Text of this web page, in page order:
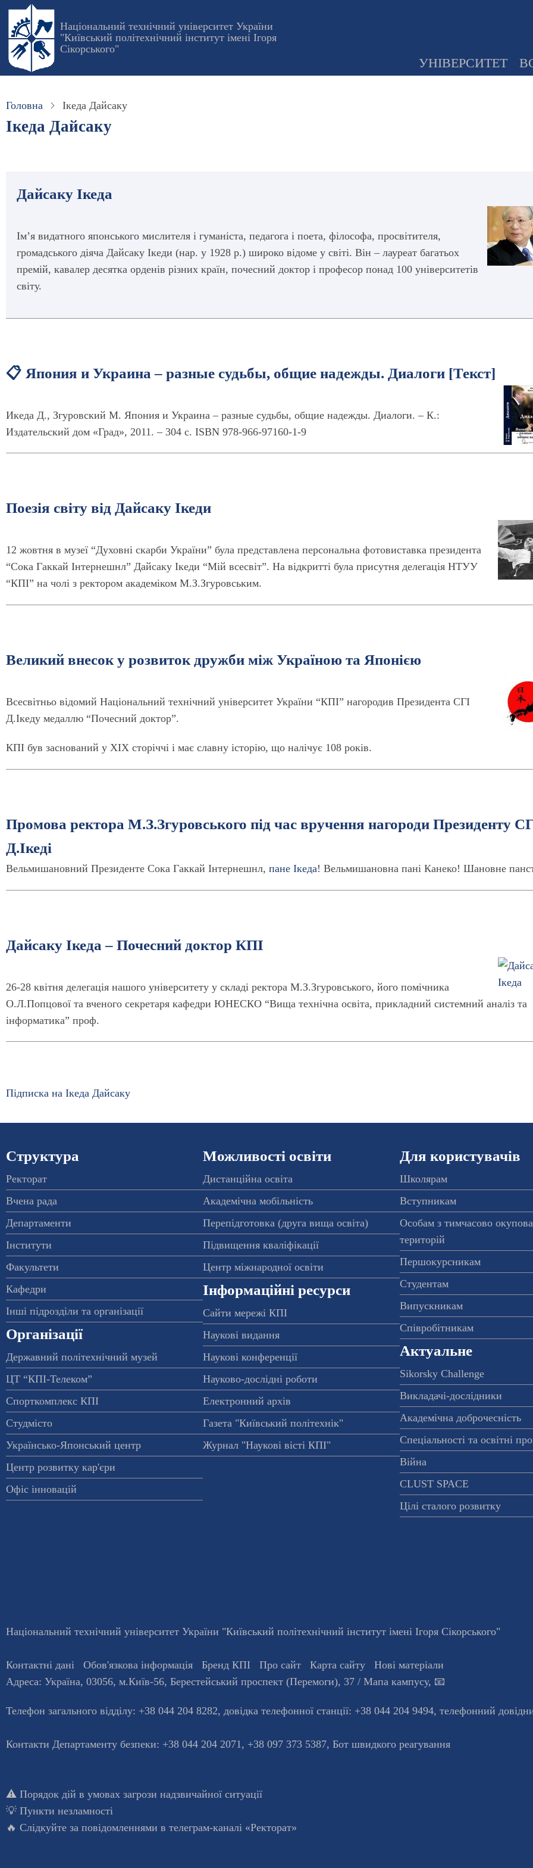
Перейти
основного
вмісту
Національний технічний університет України
"Київський політехнічний інститут імені Ігоря
Сікорського"
УНІВЕРСИТЕТ
Головна Ікеда Дайсаку
Ікеда Дайсаку
Дайсаку Ікеда
Ім’я видатного японського мислителя і гуманіста, педагога і поета, філософа, просвітителя,
громадського діяча Дайсаку Ікеди (нар. у 1928 р.) широко відоме у світі. Він – лауреат багатьох
премій, кавалер десятка орденів різних країн, почесний доктор і професор понад 100 університетів
світу.
📋 Япония и Украина – разные судьбы, общие надежды. Диалоги [Текст]
Икеда Д., Згуровский М. Япония и Украина – разные судьбы, общие надежды. Диалоги. – К.:
Издательский дом «Град», 2011. – 304 с. ISBN 978-966-97160-1-9
Поезія світу від Дайсаку Ікеди
12 жовтня в музеї “Духовні скарби України” була представлена персональна фотовиставка президента
“Сока Гаккай Інтернешнл” Дайсаку Ікеди “Мій всесвіт”. На відкритті була присутня делегація НТУУ
“КПІ” на чолі з ректором академіком М.З.Згуровським.
Великий внесок у розвиток дружби між Україною та Японією
Всесвітньо відомий Національний технічний університет України “КПІ” нагородив Президента СГІ
Д.Ікеду медаллю “Почесний доктор”.
КПІ був заснований у XIX сторіччі і має славну історію, що налічує 108 років.
Промова ректора М.З.Згуровського під час вручення нагороди Президенту
Д.Ікеді
Вельмишановний Президенте Сока Гаккай Інтернешнл, пане Ікеда! Вельмишановна пані Канеко! Шановне
Дайсаку Ікеда – Почесний доктор КПІ
26-28 квітня делегація нашого університету у складі ректора М.З.Згуровського, його помічника
О.Л.Попцової та вченого секретаря кафедри ЮНЕСКО “Вища технічна освіта, прикладний системний аналіз та
інформатика” проф.
Підписка на Ікеда Дайсаку
Структура
Ректорат
Вчена рада
Департаменти
Інститути
Факультети
Кафедри
Інші підрозділи та організації
Організації
Державний політехнічний музей
ЦТ “КПІ-Телеком”
Спорткомплекс КПІ
Студмісто
Українсько-Японський центр
Центр розвитку кар'єри
Офіс інновацій
Можливості освіти
Дистанційна освіта
Академічна мобільність
Перепідготовка (друга вища освіта)
Підвищення кваліфікації
Центр міжнародної освіти
Інформаційні ресурси
Сайти мережі КПІ
Наукові видання
Наукові конференції
Науково-дослідні роботи
Електронний архів
Газета "Київський політехнік"
Журнал "Наукові вісті КПІ"
Для користувачів
Школярам
Вступникам
Особам з тимчасово
територій
Першокурсникам
Студентам
Випускникам
Співробітникам
Актуальне
Sikorsky Challenge
Викладачі-дослідники
Академічна доброчесність
Спеціальності та освітні
Війна
CLUST SPACE
Цілі сталого розвитку
Національний технічний університет України "Київський політехнічний інститут імені Ігоря Сікорського"
Контактні дані Обов'язкова інформація Бренд КПІ Про сайт Карта сайту
Нові матеріали
Адреса: Україна, 03056, м.Київ-56, Берестейський проспект (Перемоги), 37 / Мапа кампусу, 📧
Телефон загального відділу: +38 044 204 8282, довiдка телефонної станцiї: +38 044 204 9494, телефонний
Контакти Департаменту безпеки: +38 044 204 2071, +38 097 373 5387, Бот швидкого реагування
⚠️ Порядок дій в умовах загрози надзвичайної ситуації
💡 Пункти незламності
🔥 Слідкуйте за повідомленнями в телеграм-каналі «Ректорат»